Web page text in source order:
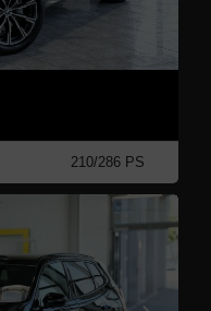
210/286 PS